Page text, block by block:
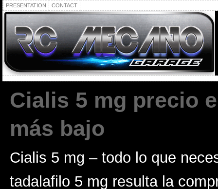
PRESENTATION CONTACT
Cialis 5 mg precio
más bajo
Cialis 5 mg – todo lo que
tadalafilo 5 mg resulta la